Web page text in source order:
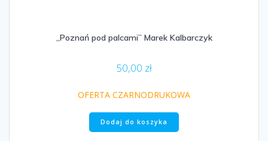
„Poznań pod palcami” Marek Kalbarczyk
50,00 zł
OFERTA CZARNODRUKOWA
Dodaj do koszyka